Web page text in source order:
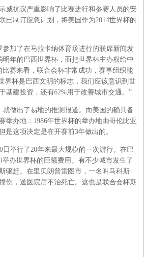
威抗议严重影响了比赛进行和参赛人员的安
已制订应急计划，将美国作为2014世界杯的
加了在马拉卡纳体育场进行的联席新闻发
年的巴西世界杯，而把世界杯主办权给中
赛来看，联合会杯非常成功，赛事组织能
界杯是巴西文明的标志，我们应该意识到世
基建投资，还有62%用于改善城市交通。”
做出了易地的推测报道。而美国的确具备
举办地：1986年世界杯的举办地由哥伦比亚
这项决定是在开赛前3年做出的。
举行了20年来最大规模的一次游行。在巴
办世界杯的巨额费用。有不少城市发生了
驱赶。在里贝朗普雷图市，一名叫马科斯·
伤，送医院后不治死亡。这也是联合会杯期